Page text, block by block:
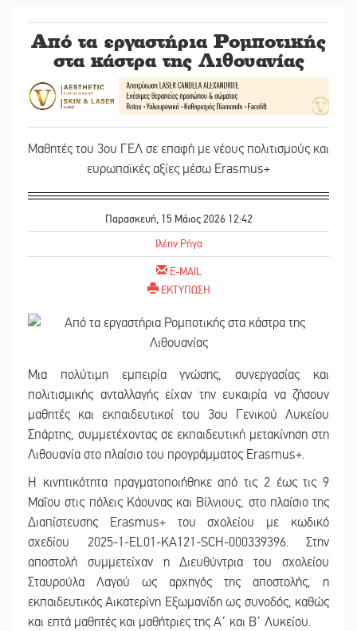
Από τα εργαστήρια Ρομποτικής
στα κάστρα της Λιθουανίας
Μαθητές του 3ου ΓΕΛ σε επαφή με νέους πολιτισμούς και
ευρωπαϊκές αξίες μέσω Erasmus+
Παρασκευή, 15 Μάιος 2026 12:42
Ιλέην Ρήγα
E-MAIL
ΕΚΤΥΠΩΣΗ
Μια πολύτιμη εμπειρία γνώσης, συνεργασίας και
πολιτισμικής ανταλλαγής είχαν την ευκαιρία να ζήσουν
μαθητές και εκπαιδευτικοί του 3ου Γενικού Λυκείου
Σπάρτης, συμμετέχοντας σε εκπαιδευτική μετακίνηση στη
Λιθουανία στο πλαίσιο του προγράμματος Erasmus+.
Η κινητικότητα πραγματοποιήθηκε από τις 2 έως τις 9
Μαΐου στις πόλεις Κάουνας και Βίλνιους, στο πλαίσιο της
Διαπίστευσης Erasmus+ του σχολείου με κωδικό
σχεδίου 2025-1-EL01-KA121-SCH-000339396. Στην
αποστολή συμμετείχαν η Διευθύντρια του σχολείου
Σταυρούλα Λαγού ως αρχηγός της αποστολής, η
εκπαιδευτικός Αικατερίνη Εξωμανίδη ως συνοδός, καθώς
και επτά μαθητές και μαθήτριες της Α΄ και Β΄ Λυκείου.